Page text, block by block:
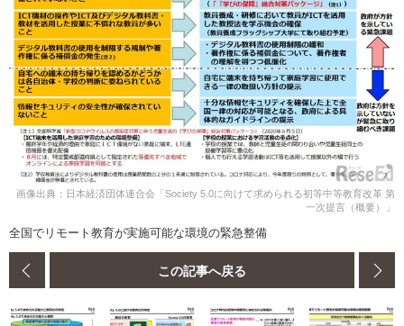
画像出典：日本経済団体連合会「Society 5.0に向けて求められる初等中等教育改革 第
一次提言（概要）」
全国でリモート教育が実施可能な環境の緊急整備
この記事へ戻る